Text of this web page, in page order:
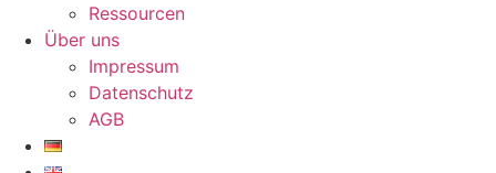
Ressourcen
Über uns
Impressum
Datenschutz
AGB